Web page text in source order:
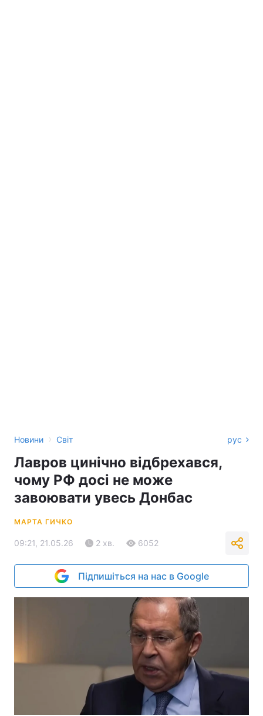
Новини › Світ рус
Лавров цинічно відбрехався,
чому РФ досі не може
завоювати увесь Донбас
МАРТА ГИЧКО
09:21, 21.05.26 2 хв. 6052
Підпишіться на нас в Google